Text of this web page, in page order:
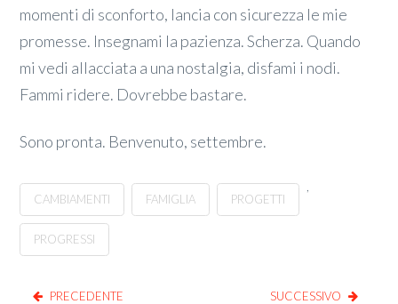
momenti di sconforto, lancia con sicurezza le mie
promesse. Insegnami la pazienza. Scherza. Quando
mi vedi allacciata a una nostalgia, disfami i nodi.
Fammi ridere. Dovrebbe bastare.
Sono pronta. Benvenuto, settembre.
CAMBIAMENTI FAMIGLIA PROGETTI
PROGRESSI
PRECEDENTE SUCCESSIVO